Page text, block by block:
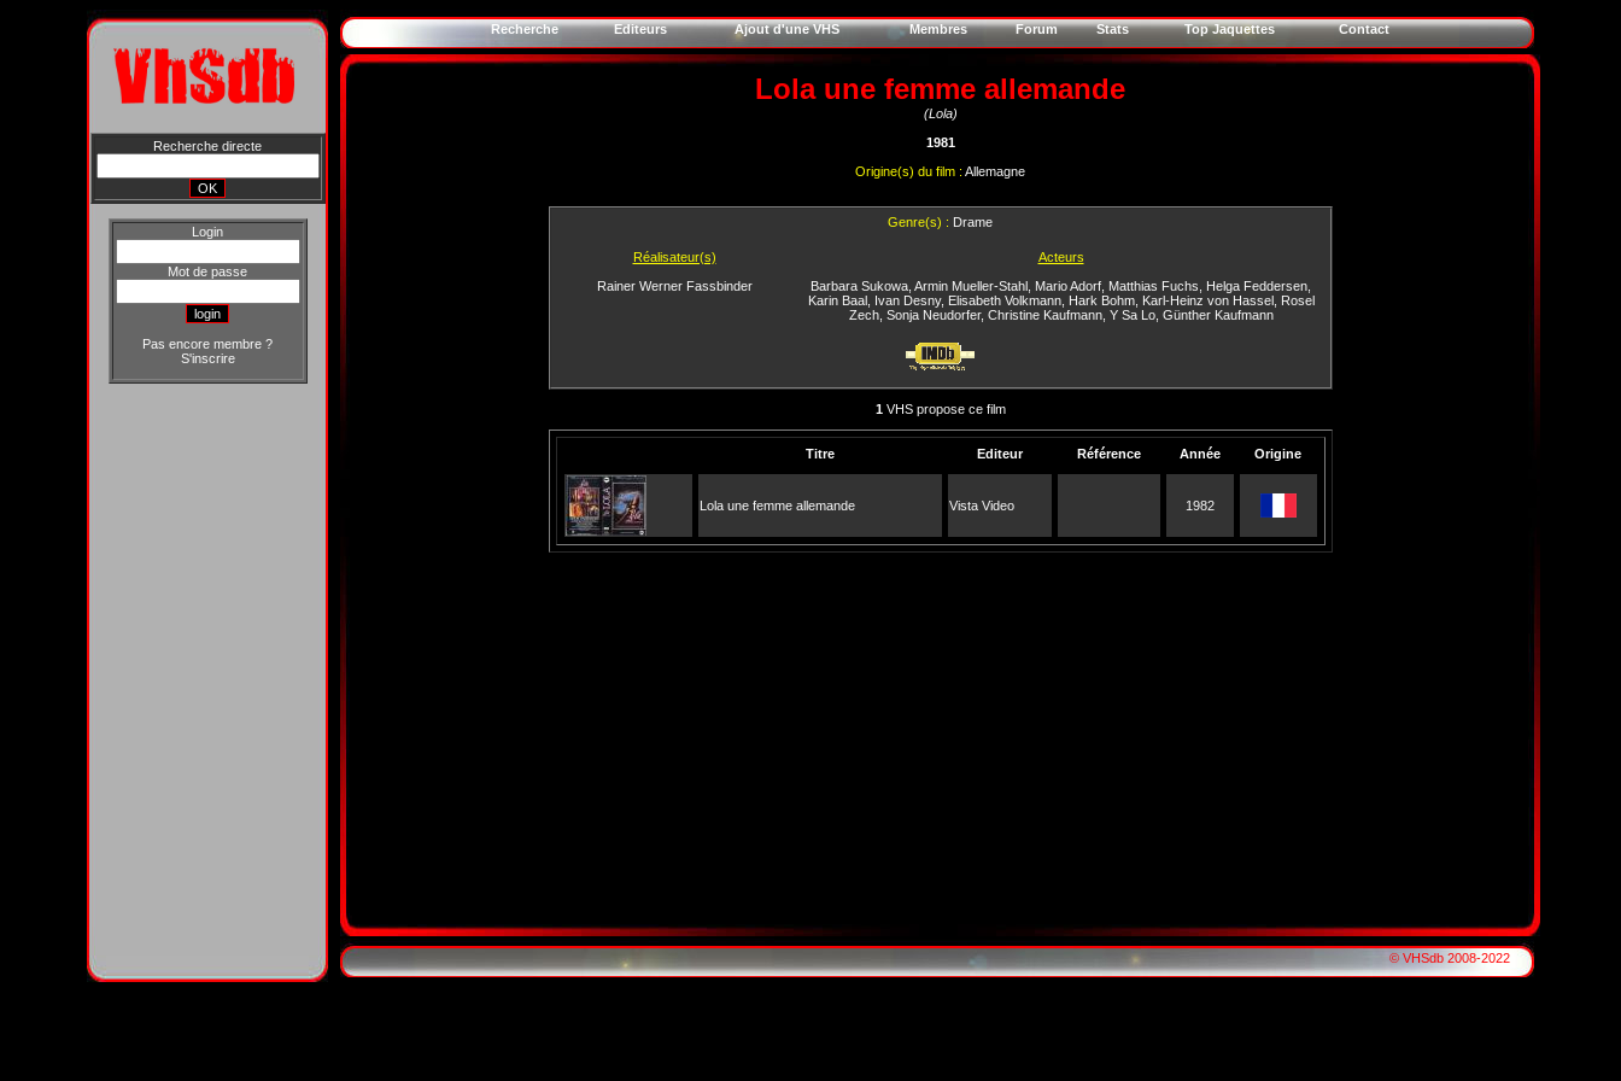
Recherche directe
Login
Mot de passe
Pas encore membre ?
S'inscrire
Recherche Editeurs Ajout d'une VHS Membres Forum Stats Top Jaquettes Contact
Lola une femme allemande
(Lola)
1981
Origine(s) du film : Allemagne
Genre(s) : Drame
Réalisateur(s)
Rainer Werner Fassbinder
Acteurs
Barbara Sukowa Armin Mueller-Stahl Mario Adorf Matthias Fuchs Helga Feddersen
Karin Baal, Ivan Desny, Elisabeth Volkmann, Hark Bohm, Karl-Heinz von Hassel, Rosel
Zech, Sonja Neudorfer, Christine Kaufmann, Y Sa Lo, Günther Kaufmann
1VHS propose ce film
Titre Editeur Référence Année Origine
Lola une femme allemande Vista Video 1982
© VHSdb 2008-2022